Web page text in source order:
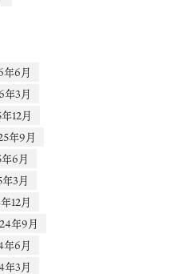
年6月
年3月
12月
年9月
6月
3月
12月
年9月
年6月
年3月